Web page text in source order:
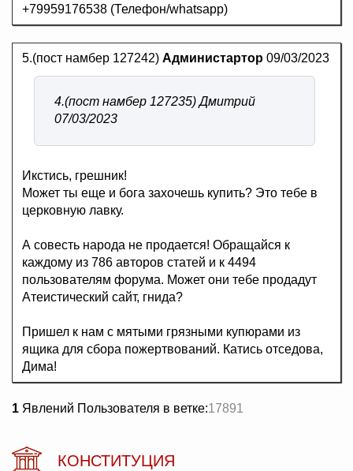
+79959176538 (Телефон/whatsapp)
5.(пост намбер 127242) Администартор 09/03/2023
4.(пост намбер 127235) Дмитрий
07/03/2023
Икстись, грешник!
Может ты еще и бога захочешь купить? Это тебе в
церковную лавку.
А совесть народа не продается! Обращайся к
каждому из 786 авторов статей и к 4494
пользователям форума. Может они тебе продадут
Атеистический сайт, гнида?
Пришел к нам с мятыми грязными купюрами из
ящика для сбора пожертвований. Катись отседова,
Дима!
1 Явлений Пользователя в ветке:17891
КОНСТИТУЦИЯ